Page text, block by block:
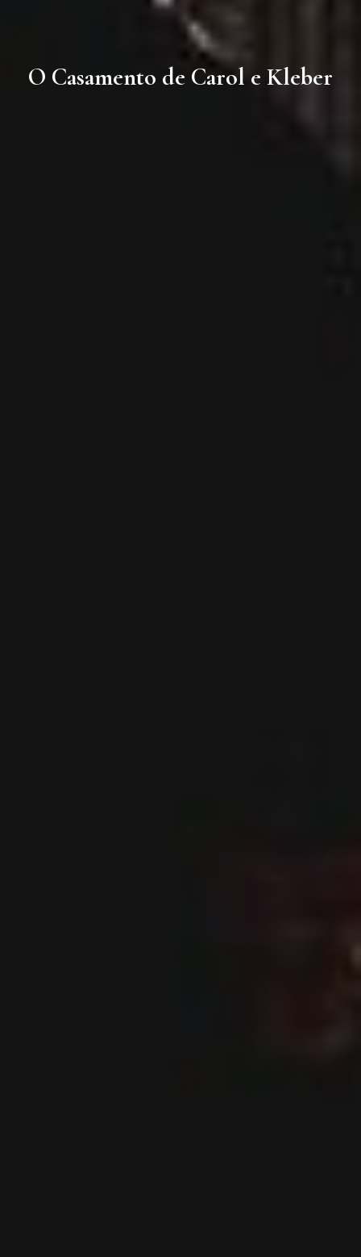
O Casamento de Carol e Kleber